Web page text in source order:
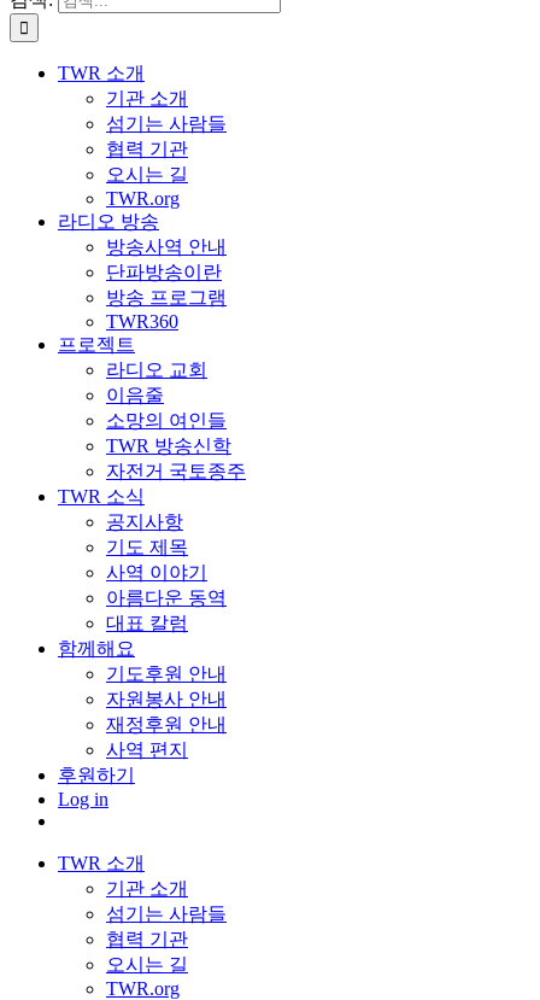
TWR 소개
기관 소개
섬기는 사람들
협력 기관
오시는 길
TWR.org
라디오 방송
방송사역 안내
단파방송이란
방송 프로그램
TWR360
프로젝트
라디오 교회
이음줄
소망의 여인들
TWR 방송신학
자전거 국토종주
TWR 소식
공지사항
기도 제목
사역 이야기
아름다운 동역
대표 칼럼
함께해요
기도후원 안내
자원봉사 안내
재정후원 안내
사역 편지
후원하기
Log in
TWR 소개
기관 소개
섬기는 사람들
협력 기관
오시는 길
TWR.org